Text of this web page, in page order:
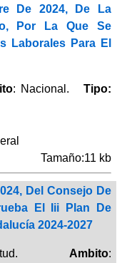
De 2024, De La
Por La Que Se
Laborales Para El
: Nacional.Tipo:
Tamaño:11 kb
Del Consejo De
El Iii Plan De
2024-2027
Ambito: